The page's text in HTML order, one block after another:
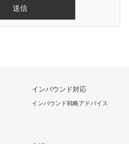
インバウンド対応
インバウンド戦略アドバイス